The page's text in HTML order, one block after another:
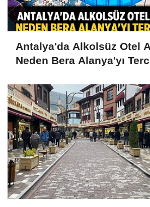
Antalya'da Alkolsüz Otel
Neden Bera Alanya'yı